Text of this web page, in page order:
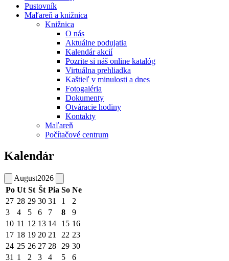
Pustovník
Maľareň a knižnica
Knižnica
O nás
Aktuálne podujatia
Kalendár akcií
Pozrite si náš online katalóg
Virtuálna prehliadka
Kaštieľ v minulosti a dnes
Fotogaléria
Dokumenty
Otváracie hodiny
Kontakty
Maľareň
Počítačové centrum
Kalendár
August2026
Po Ut St Št Pia So Ne
27 28 29 30 31 1
2
3
4 5 6 7 8
9
10 11 12 13 14 15 16
17 18 19 20 21 22 23
24 25 26 27 28 29 30
31 1 2 3 4 5 6